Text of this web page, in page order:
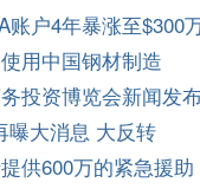
户4年暴涨至$300
用中国钢材制造
投资博览会新闻发
曝大消息 大反转
供600万的紧急援助